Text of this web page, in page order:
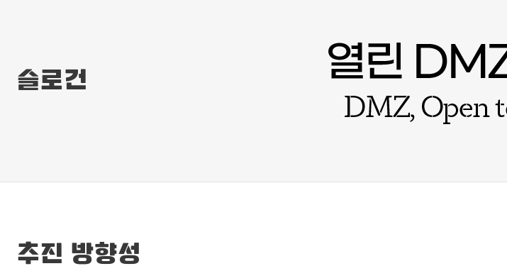
슬로건
추진 방향성